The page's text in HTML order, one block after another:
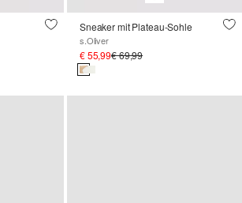
Sneaker mit Plateau-Sohle
s.Oliver
€ 55,99€ 69,99